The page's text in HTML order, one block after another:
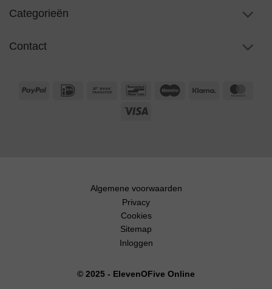
Categorieën
Contact
PayPal IDeal
Bank
BancontactMaestro Klarna
Algemene voorwaarden
Privacy
Cookies
Sitemap
Inloggen
© 2025 - ElevenOFive Online